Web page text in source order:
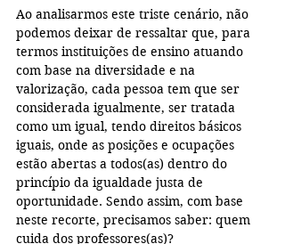
Ao analisarmos este triste cenário, não
podemos deixar de ressaltar que, para
termos instituições de ensino atuando
com base na diversidade e na
valorização, cada pessoa tem que ser
considerada igualmente, ser tratada
como um igual, tendo direitos básicos
iguais, onde as posições e ocupações
estão abertas a todos(as) dentro do
princípio da igualdade justa de
oportunidade. Sendo assim, com base
neste recorte, precisamos saber: quem
cuida dos professores(as)?